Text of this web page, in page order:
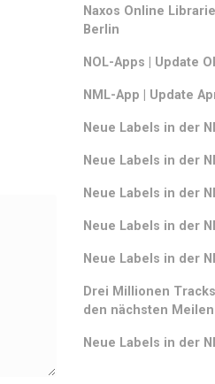
Naxos Online
Berlin
NOL-Apps | Update
NML-App | Update
Neue Labels in der
Neue Labels in der
Neue Labels in der
Neue Labels in der
Neue Labels in der
Drei Millionen
den nächsten
Neue Labels in der